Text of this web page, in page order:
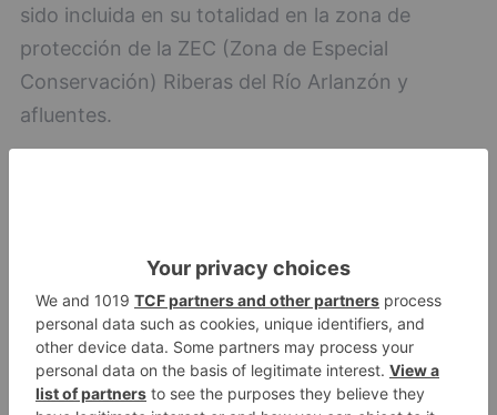
sido incluida en su totalidad en la zona de
protección de la ZEC (Zona de Especial
Conservación) Riberas del Río Arlanzón y
afluentes.